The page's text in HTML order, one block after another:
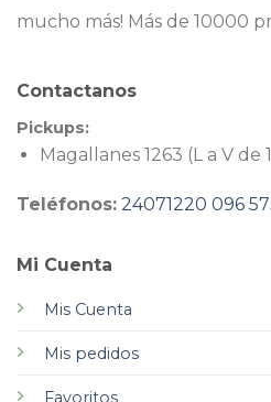
mucho más! Más de 10000
Mi Cuenta
Mis Cuenta
Mis pedidos
Contactanos
Pickups:
Magallanes 1263 (L a V de
Teléfonos: 24071220 096